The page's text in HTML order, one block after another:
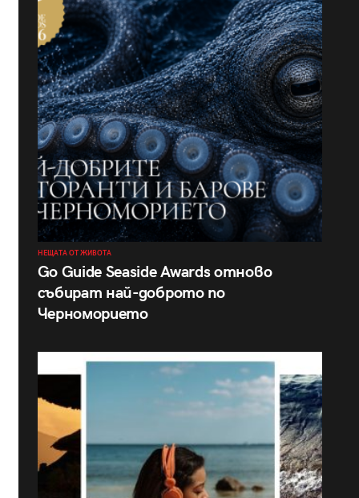
НЕЩАТА ОТ ЖИВОТА
Go Guide Seaside Awards отново
събират най-доброто по
Черноморието